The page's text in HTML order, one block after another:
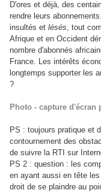
D'ores et déjà, des
rendre leurs
insultés et lésés, tout
Afrique et en Occident
nombre d'abonnés
France. Les intérêts
longtemps supporter les
?
Photo - capture
PS : toujours pratique et
contournement des
de suivre la RTI sur
PS 2 : question : les
en ayant aussi en tête
droit de se plaindre au